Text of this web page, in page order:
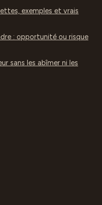
exemples et vrais
: opportunité ou risque
sans les abîmer ni les